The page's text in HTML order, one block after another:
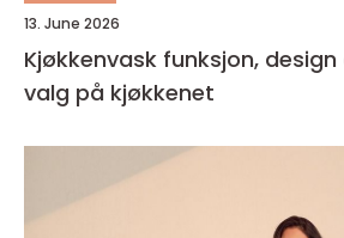
13. June 2026
Kjøkkenvask funksjon, design og praktiske
valg på kjøkkenet